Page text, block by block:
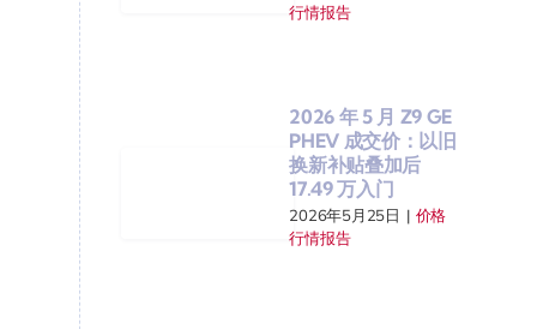
行情报告
2026 年 5 月 Z9 GE
PHEV 成交价：以旧
换新补贴叠加后
17.49 万入门
2026年5月25日 | 价格
行情报告